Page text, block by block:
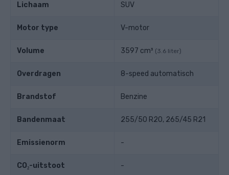
Lichaam SUV
Motor type V-motor
Volume 3597 cm³ (3.6 liter)
Overdragen 8-speed automatisch
Brandstof Benzine
Bandenmaat 255/50 R20, 265/45 R21
Emissienorm -
CO₂-uitstoot -